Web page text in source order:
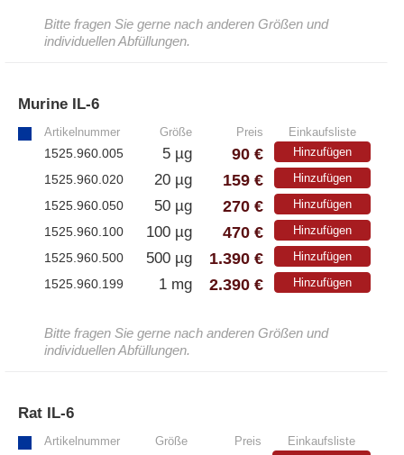
Bitte fragen Sie gerne nach anderen Größen und
individuellen Abfüllungen.
Murine IL-6
Artikelnummer Größe Preis Einkaufsliste
1525.960.005 5 µg 90 € Hinzufügen
1525.960.020 20 µg 159 € Hinzufügen
1525.960.050 50 µg 270 € Hinzufügen
1525.960.100 100 µg 470 € Hinzufügen
1525.960.500 500 µg 1.390 € Hinzufügen
1525.960.199 1 mg 2.390 € Hinzufügen
Bitte fragen Sie gerne nach anderen Größen und
individuellen Abfüllungen.
Rat IL-6
Artikelnummer Größe Preis Einkaufsliste